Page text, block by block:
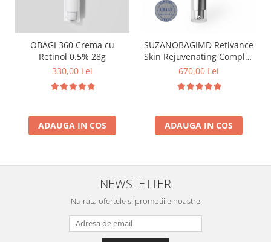
OBAGI 360 Crema cu
Retinol 0.5% 28g
330,00 Lei
ADAUGA IN COS
SUZANOBAGIMD Retivance
Skin Rejuvenating Complex
Crema cu Retinaldehida
670,00 Lei
ADAUGA IN COS
NEWSLETTER
Nu rata ofertele si promotiile noastre